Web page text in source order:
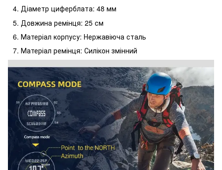
Діаметр циферблата: 48 мм
Довжина ремінця: 25 см
Матеріал корпусу: Нержавіюча сталь
Матеріал ремінця: Силікон змінний